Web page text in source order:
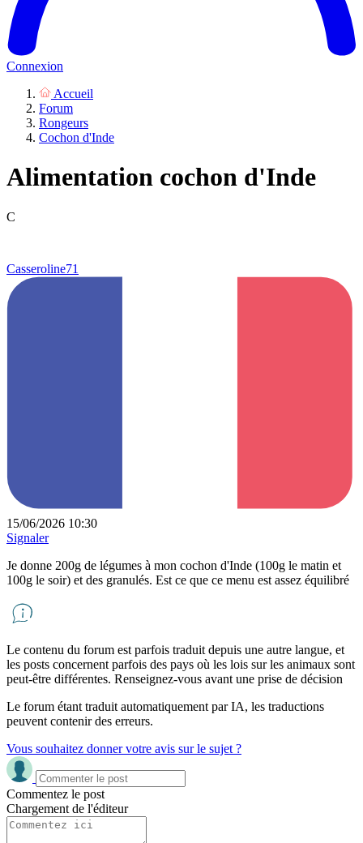
Connexion
Accueil
Forum
Rongeurs
Cochon d'Inde
Alimentation cochon d'Inde
C
Casseroline71
15/06/2026 10:30
Signaler
Je donne 200g de légumes à mon cochon d'Inde (100g le matin et
100g le soir) et des granulés. Est ce que ce menu est assez équilibré
Le contenu du forum est parfois traduit depuis une autre langue, et
les posts concernent parfois des pays où les lois sur les animaux sont
peut-être différentes. Renseignez-vous avant une prise de décision
Le forum étant traduit automatiquement par IA, les traductions
peuvent contenir des erreurs.
Vous souhaitez donner votre avis sur le sujet ?
Commentez le post
Chargement de l'éditeur